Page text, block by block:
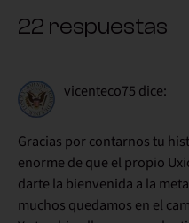
22 respuestas
vicenteco75 dice:
Gracias por contarnos tu
enorme de que el propio
darte la bienvenida a la
muchos quedamos en el